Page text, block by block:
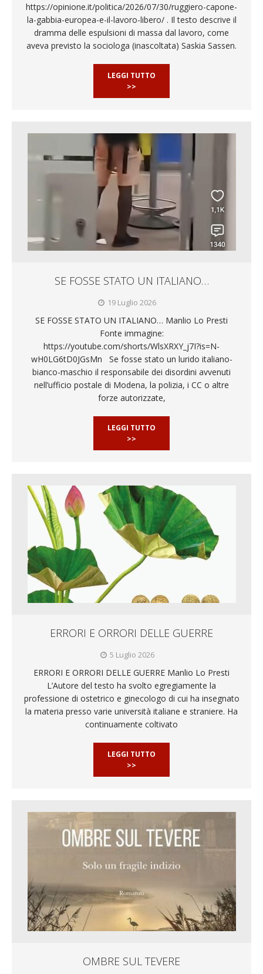
https://opinione.it/politica/2026/07/30/ruggiero-capone-
la-gabbia-europea-e-il-lavoro-libero/ . Il testo descrive il
dramma delle espulsioni di massa dal lavoro, come
aveva previsto la sociologa (inascoltata) Saskia Sassen.
LEGGI TUTTO
>>
SE FOSSE STATO UN ITALIANO…
19 Luglio 2026
SE FOSSE STATO UN ITALIANO… Manlio Lo Presti
Fonte immagine:
https://youtube.com/shorts/WlsXRXY_j7I?is=N-
wH0LG6tD0JGsMn Se fosse stato un lurido italiano-
bianco-maschio il responsabile dei disordini avvenuti
nell’ufficio postale di Modena, la polizia, i CC o altre
forze autorizzate,
LEGGI TUTTO
>>
ERRORI E ORRORI DELLE GUERRE
5 Luglio 2026
ERRORI E ORRORI DELLE GUERRE Manlio Lo Presti
L’Autore del testo ha svolto egregiamente la
professione di ostetrico e ginecologo di cui ha insegnato
la materia presso varie università italiane e straniere. Ha
continuamente coltivato
LEGGI TUTTO
>>
OMBRE SUL TEVERE